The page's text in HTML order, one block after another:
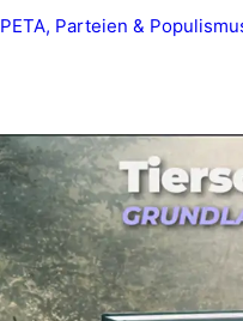
PETA, Parteien &